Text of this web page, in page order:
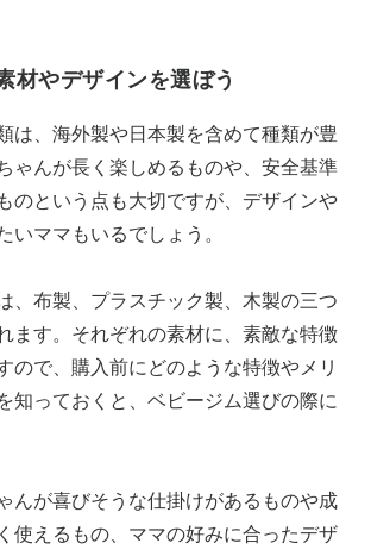
材やデザインを選ぼう
は、海外製や日本製を含めて種類が豊
ゃんが長く楽しめるものや、安全基準
のという点も大切ですが、デザインや
いママもいるでしょう。
、布製、プラスチック製、木製の三つ
ます。それぞれの素材に、素敵な特徴
ので、購入前にどのような特徴やメリ
知っておくと、ベビージム選びの際に
んが喜びそうな仕掛けがあるものや成
使えるもの、ママの好みに合ったデザ